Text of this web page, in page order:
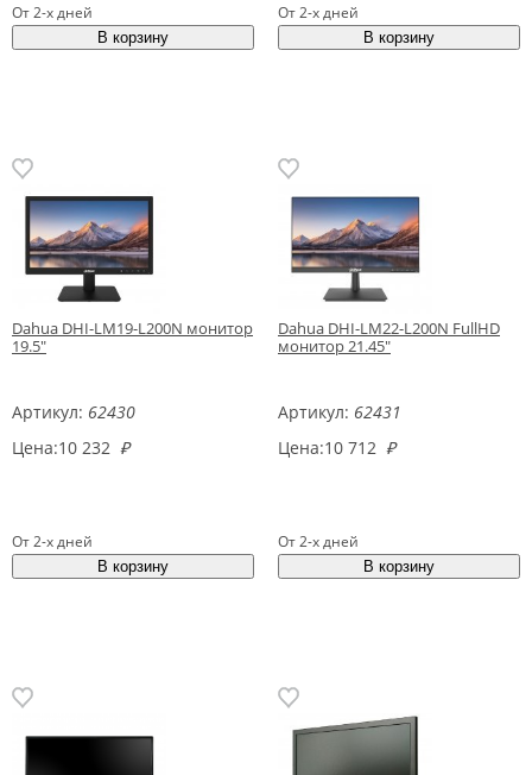
От 2-х дней От 2-х дней
Dahua DHI-LM19-L200N монитор
19.5"
Артикул: 62430
Цена:10 232 ₽
От 2-х дней
Dahua DHI-LM22-L200N FullHD
монитор 21.45"
Артикул: 62431
Цена:10 712 ₽
От 2-х дней